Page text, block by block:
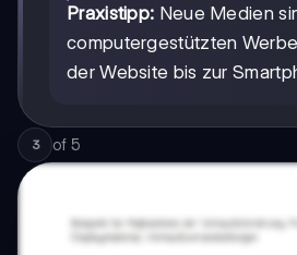
Praxistipp: Neue Medien
computergestützten
der Website bis zur
3 of 5